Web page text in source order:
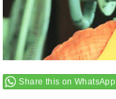
Share this on WhatsApp